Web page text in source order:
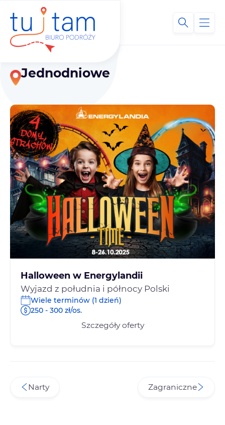
Jednodniowe
Halloween w Energylandii
Wyjazd z południa i północy Polski
Wiele terminów (1 dzień)
250 - 300 zł/os.
Szczegóły oferty
Narty Zagraniczne